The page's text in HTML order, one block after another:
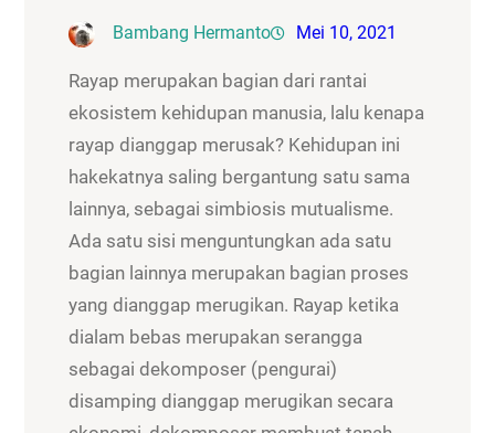
Bambang Hermanto Mei 10, 2021
Rayap merupakan bagian dari rantai
ekosistem kehidupan manusia, lalu kenapa
rayap dianggap merusak? Kehidupan ini
hakekatnya saling bergantung satu sama
lainnya, sebagai simbiosis mutualisme.
Ada satu sisi menguntungkan ada satu
bagian lainnya merupakan bagian proses
yang dianggap merugikan. Rayap ketika
dialam bebas merupakan serangga
sebagai dekomposer (pengurai)
disamping dianggap merugikan secara